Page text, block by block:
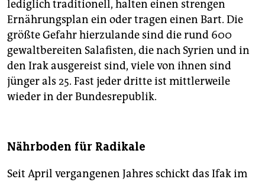
lediglich traditionell, halten einen strengen
Ernährungsplan ein oder tragen einen Bart. Die
größte Gefahr hierzulande sind die rund 600
gewaltbereiten Salafisten, die nach Syrien und in
den Irak ausgereist sind, viele von ihnen sind
jünger als 25. Fast jeder dritte ist mittlerweile
wieder in der Bundesrepublik.
Nährboden für Radikale
Seit April vergangenen Jahres schickt das Ifak im